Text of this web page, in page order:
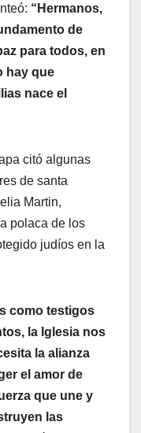
“Hermanos,
de
para todos, en
hay que
nace el
citó algunas
de santa
Martin,
polaca de los
judíos en la
como testigos
la Iglesia nos
la alianza
el amor de
que une y
las